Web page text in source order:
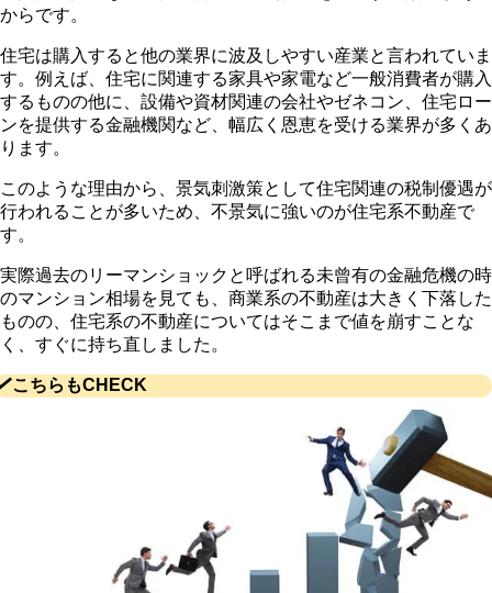
からです。
住宅は購入すると他の業界に波及しやすい産業と言われていま
す。例えば、住宅に関連する家具や家電など一般消費者が購入
するものの他に、設備や資材関連の会社やゼネコン、住宅ロー
ンを提供する金融機関など、幅広く恩恵を受ける業界が多くあ
ります。
このような理由から、景気刺激策として住宅関連の税制優遇が
行われることが多いため、不景気に強いのが住宅系不動産で
す。
実際過去のリーマンショックと呼ばれる未曾有の金融危機の時
のマンション相場を見ても、商業系の不動産は大きく下落した
ものの、住宅系の不動産についてはそこまで値を崩すことな
く、すぐに持ち直しました。
こちらもCHECK